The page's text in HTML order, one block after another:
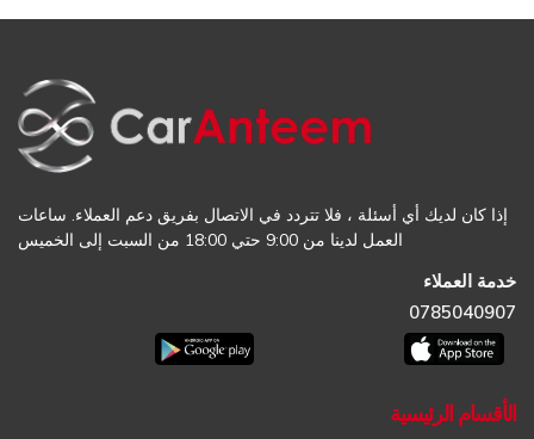
إذا كان لديك أي أسئلة ، فلا تتردد في الاتصال بفريق دعم العملاء. ساعات
العمل لدينا من 9:00 حتي 18:00 من السبت إلى الخميس
خدمة العملاء
0785040907
الأقسام الرئيسية